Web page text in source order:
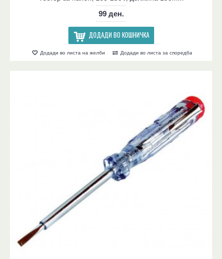
99 ден.
ДОДАДИ ВО КОШНИЧКА
Додади во листа на желби Додади во листа за споредба